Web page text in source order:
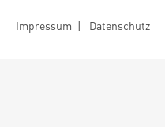
Impressum | Datenschutz